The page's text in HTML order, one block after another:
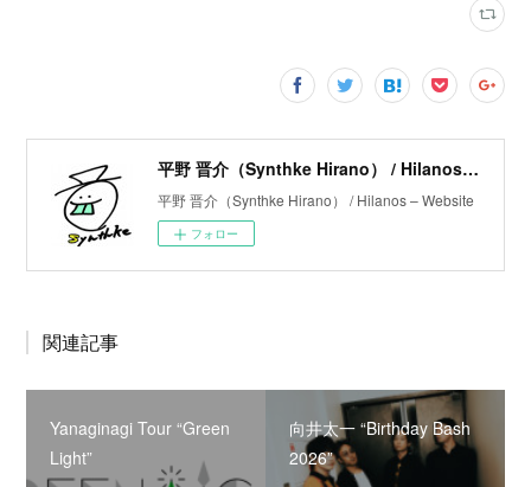
平野 晋介（Synthke Hirano） / Hilanos – Website
平野 晋介（Synthke Hirano） / Hilanos – Website
フォロー
関連記事
Yanaginagi Tour “Green
Light”
向井太一 “Birthday Bash
2026”